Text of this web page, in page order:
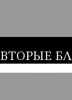
ВТОРЫЕ